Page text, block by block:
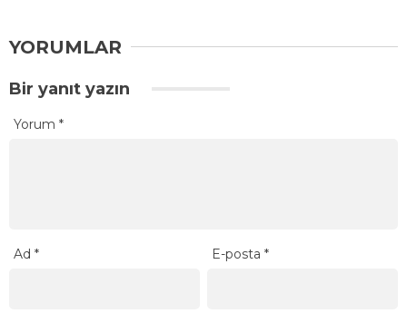
YORUMLAR
Bir yanıt yazın
Yorum *
Ad * E-posta*